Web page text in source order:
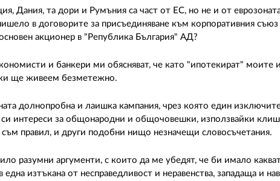
Дания, та дори и Румъния са част от ЕС, но не и от
в договорите за присъединяване към корпоративния
акционер в "Република България" АД?
и банкери ми обясняват, че като "ипотекират"
ще живеем безметежно.
долнопробна и лаишка кампания, чрез която един
интереси за общонародни и общочовешки, използвайки
правил, и други подобни нищо незначещи словосъчетания.
разумни аргументи, с които да ме убедят, че би имало
изтъкана от несправедливост и неравенства, западаща и